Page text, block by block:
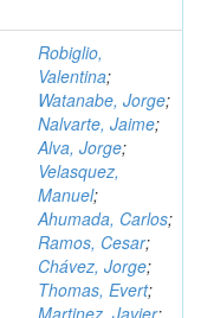
Robiglio,
Valentina;
Watanabe, Jorge;
Nalvarte, Jaime;
Alva, Jorge;
Velasquez,
Manuel;
Ahumada, Carlos;
Ramos, Cesar;
Chávez, Jorge;
Thomas, Evert;
Martinez, Javier;